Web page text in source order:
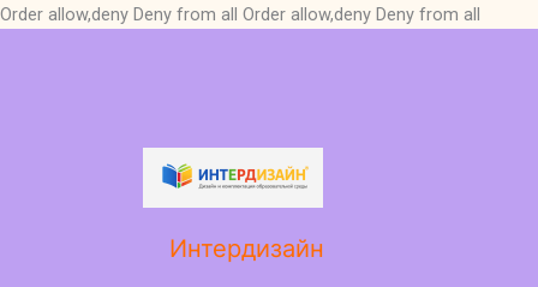
Order allow,deny Deny from all Order allow,deny Deny from all
Интердизайн
LinkedIn
Instagram
Facebook